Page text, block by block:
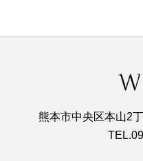
熊本市中央区本山2
TEL.